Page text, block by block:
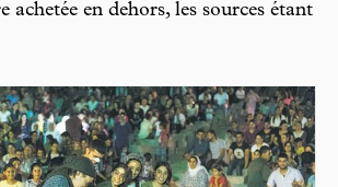
achetée en dehors, les sources étant